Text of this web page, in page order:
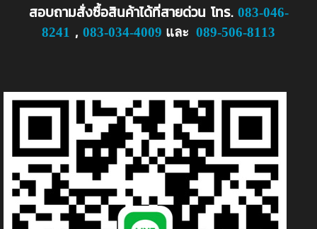
สอบถามสั่งซื้อสินค้าได้ที่สายด่วน โทร. 083-046-
8241 , 083-034-4009 และ 089-506-8113